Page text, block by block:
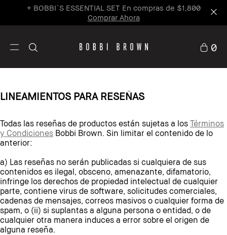
+ BOBBI´S ESSENTIAL SET En compras de $1,800
Comprar Ahora
0
LINEAMIENTOS PARA RESEÑAS
Todas las reseñas de productos están sujetas a los Términos
y Condiciones Bobbi Brown. Sin limitar el contenido de lo
anterior:
a) Las reseñas no serán publicadas si cualquiera de sus
contenidos es ilegal, obsceno, amenazante, difamatorio,
infringe los derechos de propiedad intelectual de cualquier
parte, contiene virus de software, solicitudes comerciales,
cadenas de mensajes, correos masivos o cualquier forma de
spam, o (ii) si suplantas a alguna persona o entidad, o de
cualquier otra manera induces a error sobre el origen de
alguna reseña.